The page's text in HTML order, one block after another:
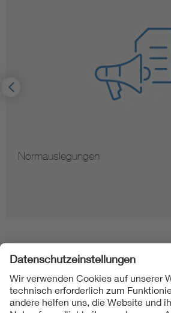
Normauslegungen
Folgen Sie uns